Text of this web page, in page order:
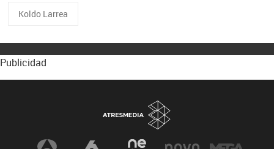
Koldo Larrea
Publicidad